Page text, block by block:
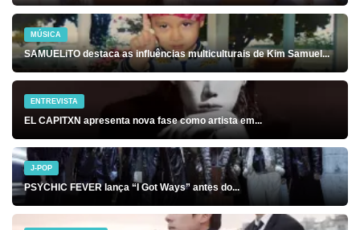
MÚSICA
SAMUELiTO destaca as influências multiculturais de Kim Samuel...
ENTREVISTA
EL CAPITXN apresenta nova fase como artista em...
J-POP
PSYCHIC FEVER lança “I Got Ways” antes do...